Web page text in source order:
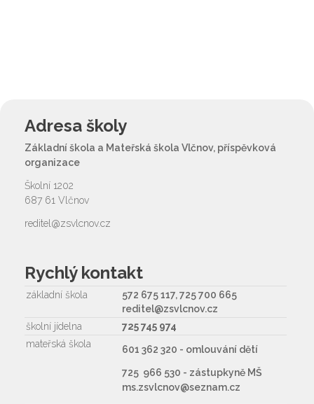
Adresa školy
Základní škola a Mateřská škola Vlčnov, příspěvková
organizace
Školní 1202
687 61 Vlčnov
reditel@zsvlcnov.cz
Rychlý kontakt
základní škola
572 675 117, 725 700 665
reditel@zsvlcnov.cz
školní jídelna
725 745 974
mateřská škola
601 362 320 - omlouvání dětí
725 966 530 - zástupkyně MŠ
ms.zsvlcnov@seznam.cz